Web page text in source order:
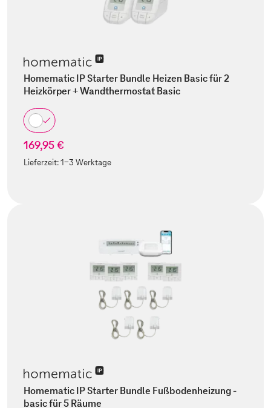
Homematic IP Starter Bundle Heizen Basic für 2
Heizkörper + Wandthermostat Basic
169,95 €
Lieferzeit:1-3 Werktage
Homematic IP Starter Bundle Fußbodenheizung -
basic für 5 Räume